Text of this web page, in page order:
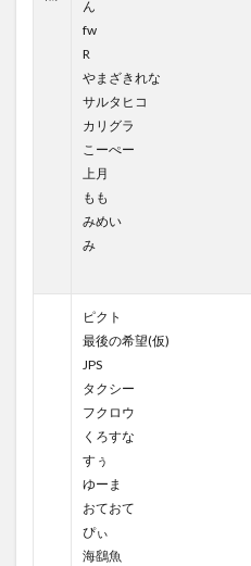
ん
fw
R
やまざきれな
サルタヒコ
カリグラ
こーぺー
上月
もも
みめい
み
ピクト
最後の希望(仮)
JPS
タクシー
フクロウ
くろすな
すぅ
ゆーま
おておて
ぴぃ
海鷂魚